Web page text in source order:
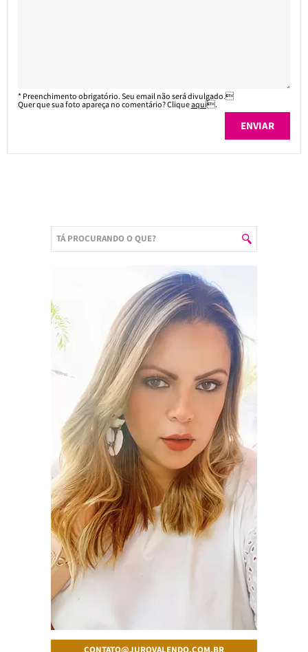
* Preenchimento obrigatório. Seu email não será divulgado.
Quer que sua foto apareça no comentário? Cliqueaqui.
CONTATO@JUROVALENDO.COM.BR